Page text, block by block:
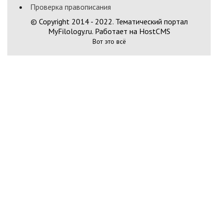
Проверка правописания
© Copyright 2014 - 2022. Тематический портал
MyFilology.ru. Работает на HostCMS
Вот это всё